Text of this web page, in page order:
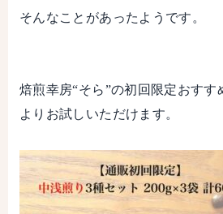
そんなことがあったようです。
焙煎幸房“そら”の初回限定おすす
よりお試しいただけます。